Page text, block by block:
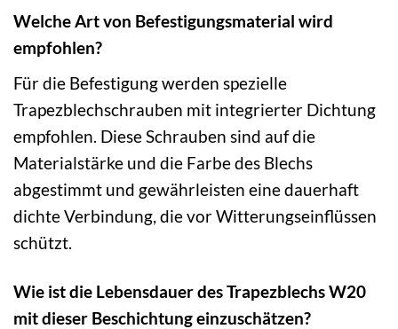
Welche Art von Befestigungsmaterial wird
empfohlen?
Für die Befestigung werden spezielle
Trapezblechschrauben mit integrierter Dichtung
empfohlen. Diese Schrauben sind auf die
Materialstärke und die Farbe des Blechs
abgestimmt und gewährleisten eine dauerhaft
dichte Verbindung, die vor Witterungseinflüssen
schützt.
Wie ist die Lebensdauer des Trapezblechs W20
mit dieser Beschichtung einzuschätzen?